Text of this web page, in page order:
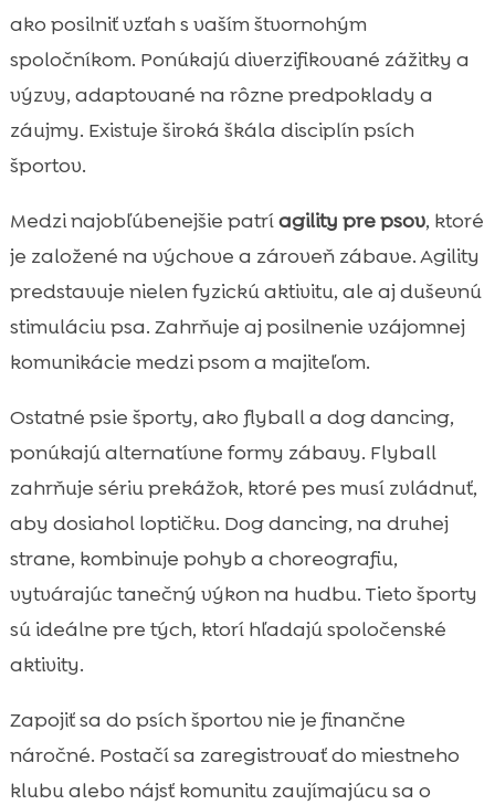
ako posilniť vzťah s vaším štvornohým
spoločníkom. Ponúkajú diverzifikované zážitky a
výzvy, adaptované na rôzne predpoklady a
záujmy. Existuje široká škála disciplín psích
športov.
Medzi najobľúbenejšie patríagility pre psov, ktoré
je založené na výchove a zároveň zábave. Agility
predstavuje nielen fyzickú aktivitu, ale aj duševnú
stimuláciu psa. Zahrňuje aj posilnenie vzájomnej
komunikácie medzi psom a majiteľom.
Ostatné psie športy, ako flyball a dog dancing,
ponúkajú alternatívne formy zábavy. Flyball
zahrňuje sériu prekážok, ktoré pes musí zvládnuť,
aby dosiahol loptičku. Dog dancing, na druhej
strane, kombinuje pohyb a choreografiu,
vytvárajúc tanečný výkon na hudbu. Tieto športy
sú ideálne pre tých, ktorí hľadajú spoločenské
aktivity.
Zapojiť sa do psích športov nie je finančne
náročné. Postačí sa zaregistrovať do miestneho
klubu alebo nájsť komunitu zaujímajúcu sa o